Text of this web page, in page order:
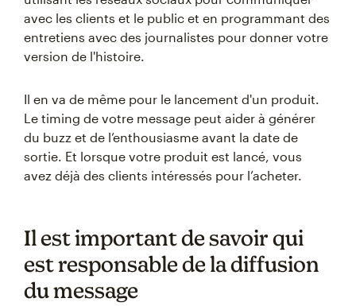
avec les clients et le public et en programmant des
entretiens avec des journalistes pour donner votre
version de l'histoire.
Il en va de même pour le lancement d'un produit.
Le timing de votre message peut aider à générer
du buzz et de l’enthousiasme avant la date de
sortie. Et lorsque votre produit est lancé, vous
avez déjà des clients intéressés pour l’acheter.
Il est important de savoir qui
est responsable de la diffusion
du message